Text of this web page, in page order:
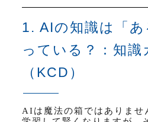
1. AIの知識は「あ
っている？：知識
（KCD）
AIは魔法の箱ではありませ